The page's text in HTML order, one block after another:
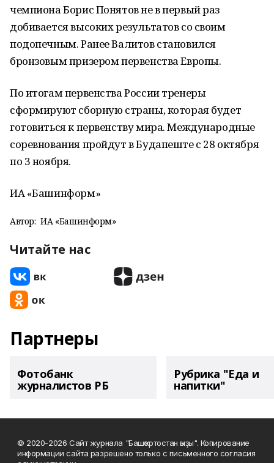
чемпиона Борис Понятов не в первый раз
добивается высоких результатов со своим
подопечным. Ранее Валитов становился
бронзовым призером первенства Европы.
По итогам первенства России тренеры
сформируют сборную страны, которая будет
готовиться к первенству мира. Международные
соревнования пройдут в Будапеште с 28 октября
по 3 ноября.
ИА «Башинформ»
Автор: ИА «Башинформ»
Читайте нас
Партнеры
Фотобанк
журналистов РБ
Рубрика "Еда и
напитки"
© 2020-2026 Сайт журнала "Башҡортостан ҡыҙы". Копирование
информации сайта разрешено только с письменного согласия